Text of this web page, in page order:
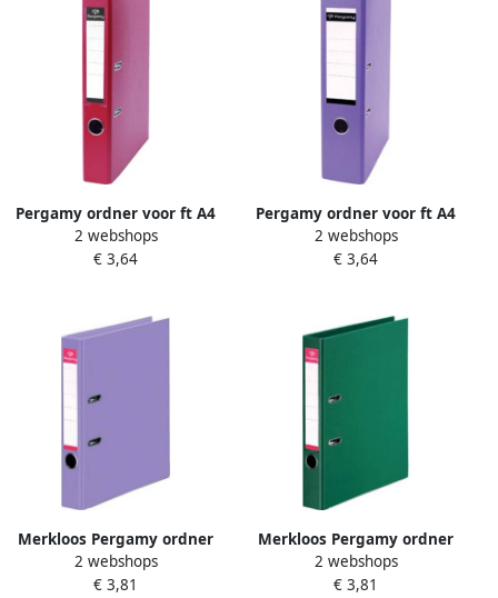
Pergamy ordner voor ft A4
uit PP en papier zonder
beschermrand rug van 5 cm
2 webshops
€ 3,64
Pergamy ordner voor ft A4
uit PP en papier zonder
beschermrand rug van 7 5
2 webshops
€ 3,64
Merkloos Pergamy ordner
voor ft A4 volledig uit PP
rug van 5 cm violet
2 webshops
€ 3,81
Merkloos Pergamy ordner
voor ft A4 volledig uit PP
rug van 5 cm groen
2 webshops
€ 3,81